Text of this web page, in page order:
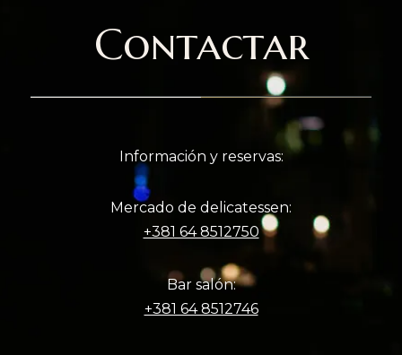
Contactar
Información y reservas:
Mercado de delicatessen:
+381 64 8512750
Bar salón:
+381 64 8512746